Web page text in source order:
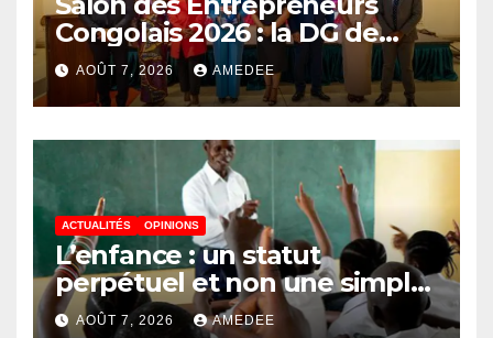
Congolais 2026 : la DG de
l’ANAPI Rachel PUNGU
mobilise les investisseurs
autour de l’ambition d’une
RDC, destination phare de
l’investissement en Afrique
AOÛT 7, 2026 AMEDEE
ACTUALITÉS OPINIONS
L’enfance : un statut
perpétuel et non une simple
étape de la vie
AOÛT 7, 2026 AMEDEE